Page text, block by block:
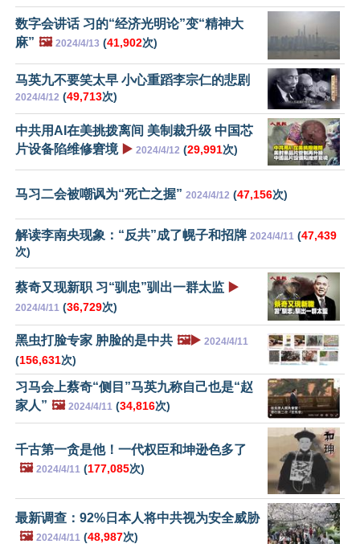
数字会讲话 习的“经济光明论”变“精神大
麻” 🖼️ 2024/4/13 (41,902次)
马英九不要笑太早 小心重蹈李宗仁的悲剧
2024/4/12 (49,713次)
中共用AI在美挑拨离间 美制裁升级 中国芯
片设备陷维修窘境 ▶️ 2024/4/12 (29,991次)
马习二会被嘲讽为“死亡之握” 2024/4/12 (47,156次)
解读李南央现象：“反共”成了幌子和招牌 2024/4/11 (47,439
次)
蔡奇又现新职 习“驯忠”驯出一群太监 ▶️
2024/4/11 (36,729次)
黑虫打脸专家 肿脸的是中共 🖼️▶️ 2024/4/11
(156,631次)
习马会上蔡奇“侧目”马英九称自己也是“赵
家人” 🖼️ 2024/4/11 (34,816次)
千古第一贪是他！一代权臣和坤逊色多了
🖼️ 2024/4/11 (177,085次)
最新调查：92%日本人将中共视为安全威胁
🖼️ 2024/4/11 (48,987次)